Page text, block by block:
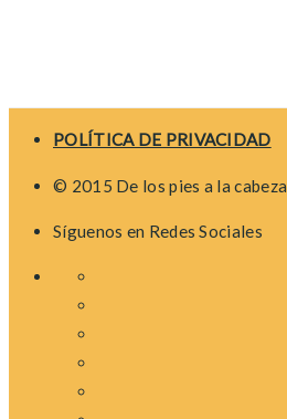
POLÍTICA DE PRIVACIDAD
© 2015 De los pies a la cabeza
Síguenos en Redes Sociales